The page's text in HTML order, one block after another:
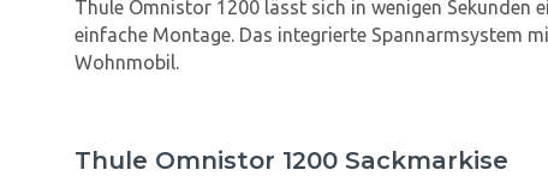
Thule Omnistor 1200 lässt sich in wenigen
einfache Montage. Das integrierte Spannarmsystem
Wohnmobil.
Thule Omnistor 1200 Sackmarkise